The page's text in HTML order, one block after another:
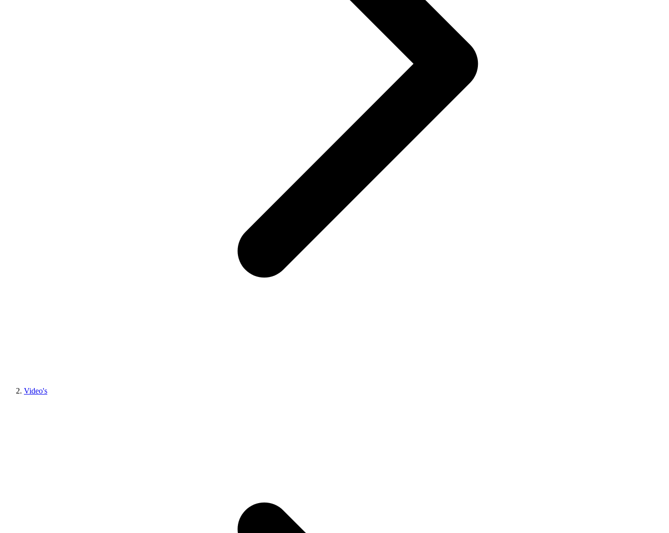
Video's